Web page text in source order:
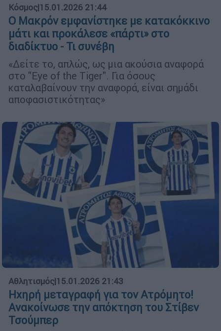
Κόσμος|15.01.2026 21:44
Ο Μακρόν εμφανίστηκε με κατακόκκινο
μάτι και προκάλεσε «πάρτι» στο
διαδίκτυο - Τι συνέβη
«Δείτε το, απλώς, ως μια ακούσια αναφορά
στο "Eye of the Tiger". Για όσους
καταλαβαίνουν την αναφορά, είναι σημάδι
αποφασιστικότητας»
Αθλητισμός|15.01.2026 21:43
Ηχηρή μεταγραφή για τον Ατρόμητο!
Ανακοίνωσε την απόκτηση του Στίβεν
Τσούμπερ